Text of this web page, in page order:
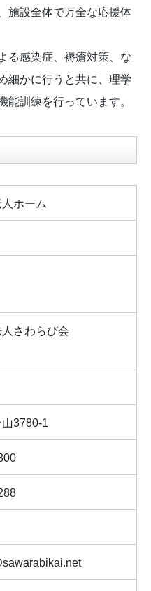
施設全体で万全な応援体
る感染症、褥瘡対策、な
細かに行うと共に、理学
能訓練を行っています。
ホーム
さわらび会
3780-1